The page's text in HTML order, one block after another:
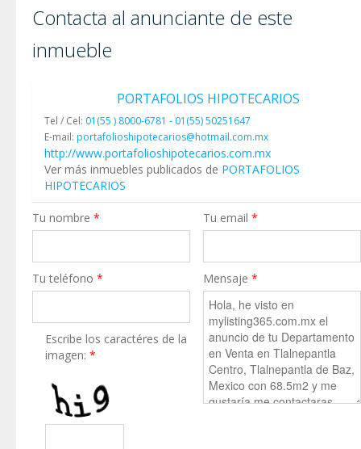
Contacta al anunciante de este
inmueble
PORTAFOLIOS HIPOTECARIOS
Tel / Cel: 01(55 ) 8000-6781 - 01(55) 50251647
E-mail: portafolioshipotecarios@hotmail.com.mx
http://www.portafolioshipotecarios.com.mx
Ver más inmuebles publicados de PORTAFOLIOS
HIPOTECARIOS
Tu nombre * Tu email*
Tu teléfono * Mensaje*
Escribe los caractéres de la
imagen:*